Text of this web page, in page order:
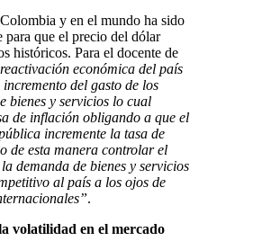
y en el mundo ha sido
para que el precio del dólar
históricos. Para el docente de
económica del país
del gasto de los
bienes y servicios lo cual
de inflación obligando a que el
incremente la tasa de
de esta manera controlar el
demanda de bienes y servicios
al país a los ojos de
.
volatilidad en el mercado